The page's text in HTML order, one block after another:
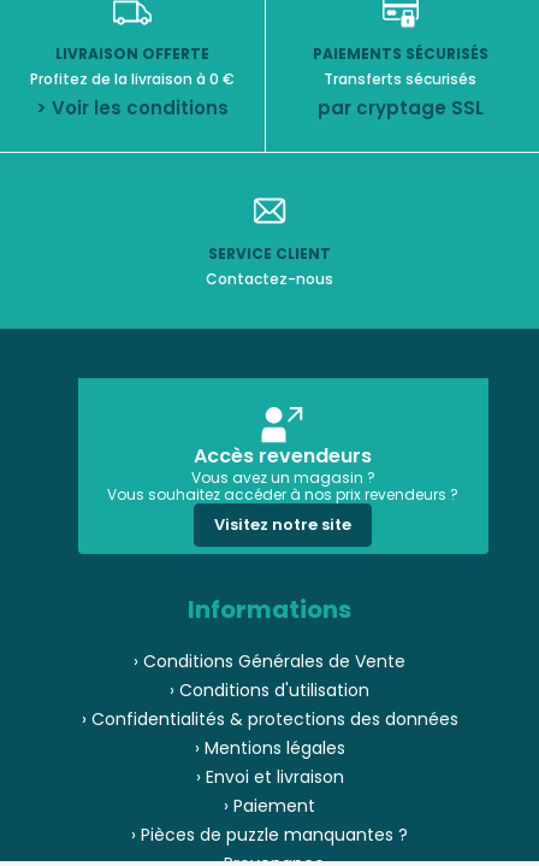
LIVRAISON OFFERTE
Profitez de la livraison à 0 €
> Voir les conditions
PAIEMENTS SÉCURISÉS
Transferts sécurisés
par cryptage SSL
SERVICE CLIENT
Contactez-nous
Accès revendeurs
Vous avez un magasin ?
Vous souhaitez accéder à nos prix revendeurs ?
Visitez notre site
Informations
› Conditions Générales de Vente
› Conditions d'utilisation
› Confidentialités & protections des données
› Mentions légales
› Envoi et livraison
› Paiement
› Pièces de puzzle manquantes ?